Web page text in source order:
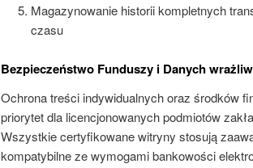
Magazynowanie historii kompletnych
czasu
Bezpieczeństwo Funduszy i Danych
Ochrona treści indywidualnych oraz środków
priorytet dla licencjonowanych podmiotów
Wszystkie certyfikowane witryny stosują
kompatybilne ze wymogami bankowości